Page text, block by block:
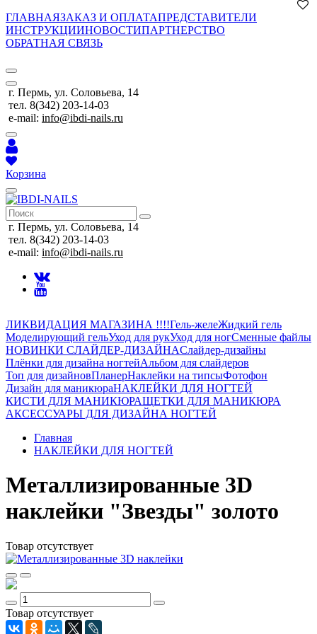
ГЛАВНАЯЗАКАЗ И ОПЛАТАПРЕДСТАВИТЕЛИ
ИНСТРУКЦИИНОВОСТИПАРТНЕРСТВО
ОБРАТНАЯ СВЯЗЬ
г. Пермь, ул. Соловьева, 14
тел. 8(342) 203-14-03
e-mail: info@ibdi-nails.ru
Корзина
г. Пермь, ул. Соловьева, 14
тел. 8(342) 203-14-03
e-mail: info@ibdi-nails.ru
ЛИКВИДАЦИЯ МАГАЗИНА !!!!Гель-желеЖидкий гель
Моделирующий гельУход для рукУход для ногСменные файлы
НОВИНКИ СЛАЙДЕР-ДИЗАЙНАСлайдер-дизайны
Плёнки для дизайна ногтейАльбом для слайдеров
Топ для дизайновПланерНаклейки на типсыФотофон
Дизайн для маникюраНАКЛЕЙКИ ДЛЯ НОГТЕЙ
КИСТИ ДЛЯ МАНИКЮРАЩЕТКИ ДЛЯ МАНИКЮРА
АКСЕССУАРЫ ДЛЯ ДИЗАЙНА НОГТЕЙ
Главная
НАКЛЕЙКИ ДЛЯ НОГТЕЙ
Металлизированные 3D
наклейки "Звезды" золото
Товар отсутствует
Товар отсутствует